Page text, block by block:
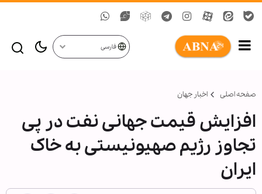
فارسی
صفحه اصلی اخبار جهان
افزایش قیمت جهانی نفت در پی
تجاوز رژیم صهیونیستی به خاک
ایران